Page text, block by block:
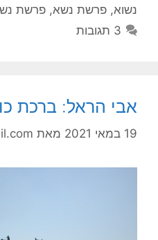
נשוא, פרשת נשא, פרשת
3 תגובות
אבי הראל: ברכת
19 במאי 2021 מאת